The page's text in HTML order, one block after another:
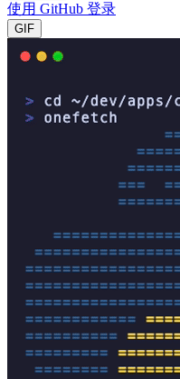
使用 GitHub 登录
GIF